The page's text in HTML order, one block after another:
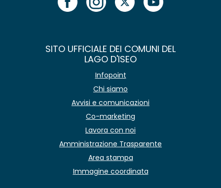
SITO UFFICIALE DEI COMUNI DEL
LAGO D'ISEO
Infopoint
Chi siamo
Avvisi e comunicazioni
Co-marketing
Lavora con noi
Amministrazione Trasparente
Area stampa
Immagine coordinata